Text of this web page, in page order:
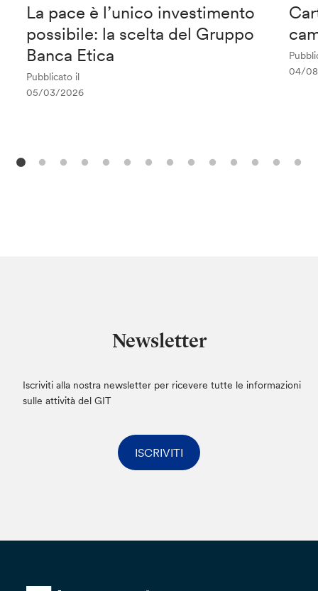
La pace è l’unico investimento
possibile: la scelta del Gruppo
Banca Etica
Pubblicato il
05/03/2026
04/
Newsletter
Iscriviti alla nostra newsletter per ricevere tutte le informazioni
sulle attività del GIT
ISCRIVITI